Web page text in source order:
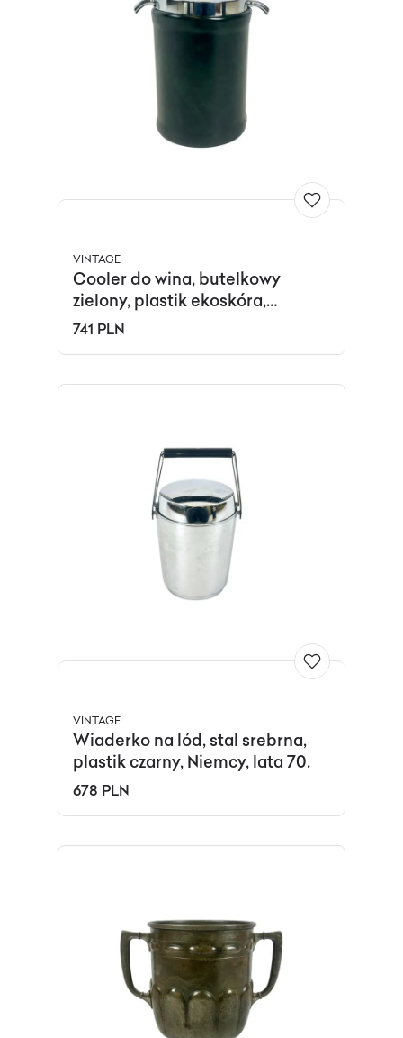
VINTAGE
Cooler do wina, butelkowy
zielony, plastik ekoskóra,
Szwajcaria, lata 70.
741 PLN
VINTAGE
Wiaderko na lód, stal srebrna,
plastik czarny, Niemcy, lata 70.
678 PLN